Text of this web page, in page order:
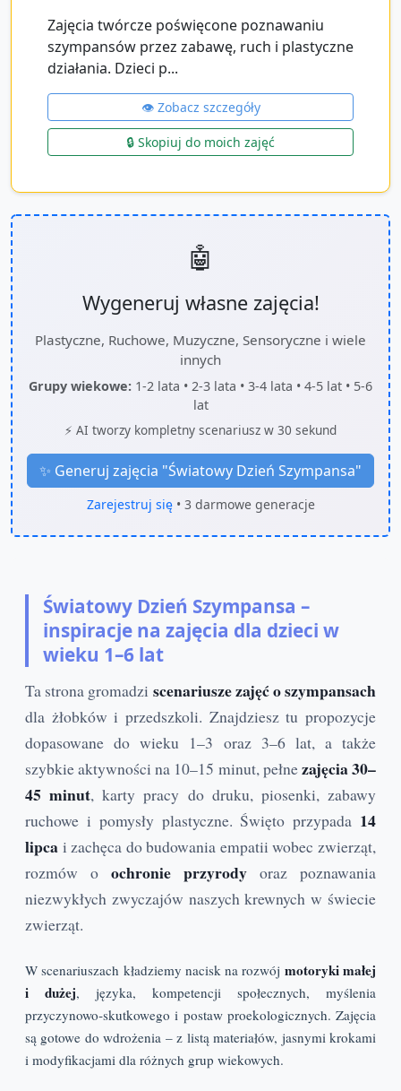
Zajęcia twórcze poświęcone poznawaniu
szympansów przez zabawę, ruch i plastyczne
działania. Dzieci p...
👁️ Zobacz szczegóły
🔒 Skopiuj do moich zajęć
🤖
Wygeneruj własne zajęcia!
Plastyczne, Ruchowe, Muzyczne, Sensoryczne i wiele
innych
Grupy wiekowe: 1-2 lata • 2-3 lata • 3-4 lata • 4-5 lat • 5-6
lat
⚡ AI tworzy kompletny scenariusz w 30 sekund
✨ Generuj zajęcia "Światowy Dzień Szympansa"
Zarejestruj się• 3 darmowe generacje
Światowy Dzień Szympansa –
inspiracje na zajęcia dla dzieci w
wieku 1–6 lat
Ta strona gromadzi scenariusze zajęć o szympansach
dla żłobków i przedszkoli. Znajdziesz tu propozycje
dopasowane do wieku 1–3 oraz 3–6 lat, a także
szybkie aktywności na 10–15 minut, pełnezajęcia 30–
45 minut, karty pracy do druku, piosenki, zabawy
ruchowe i pomysły plastyczne. Święto przypada 14
lipca i zachęca do budowania empatii wobec zwierząt,
rozmów o ochronie przyrody oraz poznawania
niezwykłych zwyczajów naszych krewnych w świecie
zwierząt.
W scenariuszach kładziemy nacisk na rozwój motoryki małej
i dużej, języka, kompetencji społecznych, myślenia
przyczynowo‑skutkowego i postaw proekologicznych. Zajęcia
są gotowe do wdrożenia – z listą materiałów, jasnymi krokami
i modyfikacjami dla różnych grup wiekowych.